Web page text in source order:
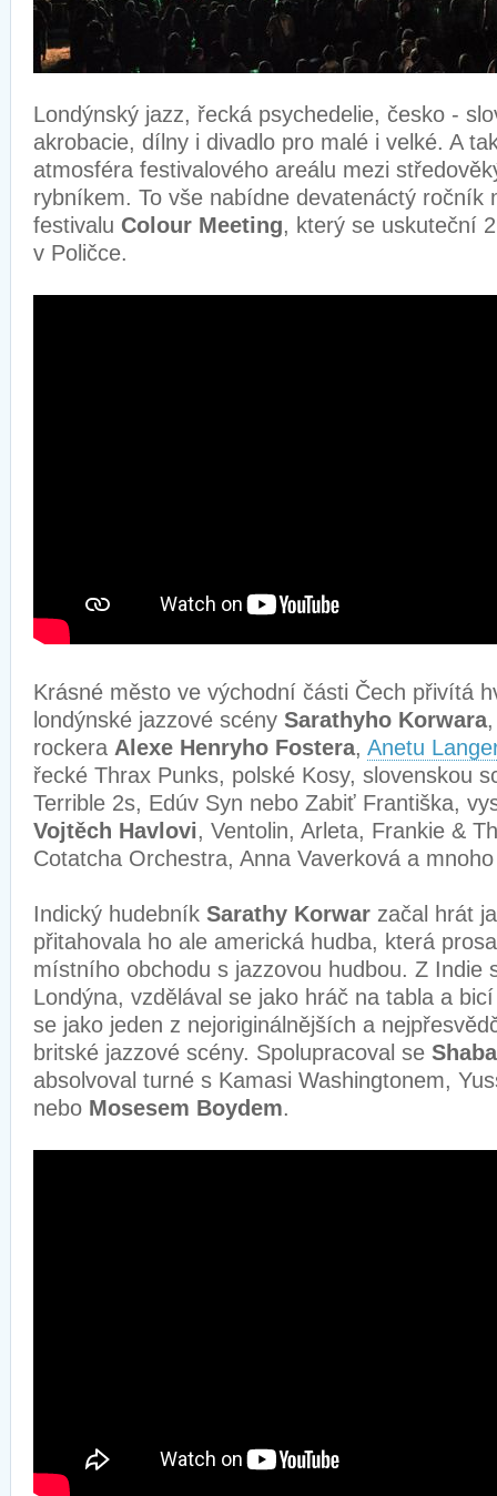
Londýnský jazz, řecká psychedelie, česko -
akrobacie, dílny i divadlo pro malé i velké. A
atmosféra festivalového areálu mezi
rybníkem. To vše nabídne devatenáctý ročník
festivalu Colour Meeting, který se uskuteční
v Poličce.
Krásné město ve východní části Čech přivítá
londýnské jazzové scény Sarathyho Korwara
rockera Alexe Henryho Fostera, Anetu
řecké Thrax Punks, polské Kosy, slovenskou
Terrible 2s, Edúv Syn nebo Zabiť Františka,
Vojtěch Havlovi, Ventolin, Arleta, Frankie &
Cotatcha Orchestra, Anna Vaverková a
Indický hudebník Sarathy Korwar začal hrát
přitahovala ho ale americká hudba, která
místního obchodu s jazzovou hudbou. Z Indie
Londýna, vzdělával se jako hráč na tabla a
se jako jeden z nejoriginálnějších a
britské jazzové scény. Spolupracoval se
absolvoval turné s Kamasi Washingtonem,
nebo Mosesem Boydem.